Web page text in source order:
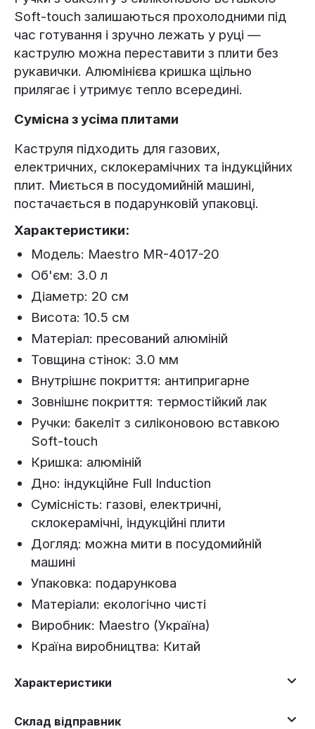
Soft-touch залишаються прохолодними під
час готування і зручно лежать у руці —
каструлю можна переставити з плити без
рукавички. Алюмінієва кришка щільно
прилягає і утримує тепло всередині.
Сумісна з усіма плитами
Каструля підходить для газових,
електричних, склокерамічних та індукційних
плит. Миється в посудомийній машині,
постачається в подарунковій упаковці.
Характеристики:
Модель: Maestro MR-4017-20
Об'єм: 3.0 л
Діаметр: 20 см
Висота: 10.5 см
Матеріал: пресований алюміній
Товщина стінок: 3.0 мм
Внутрішнє покриття: антипригарне
Зовнішнє покриття: термостійкий лак
Ручки: бакеліт з силіконовою вставкою
Soft-touch
Кришка: алюміній
Дно: індукційне Full Induction
Сумісність: газові, електричні,
склокерамічні, індукційні плити
Догляд: можна мити в посудомийній
машині
Упаковка: подарункова
Матеріали: екологічно чисті
Виробник: Maestro (Україна)
Країна виробництва: Китай
Характеристики
Склад відправник